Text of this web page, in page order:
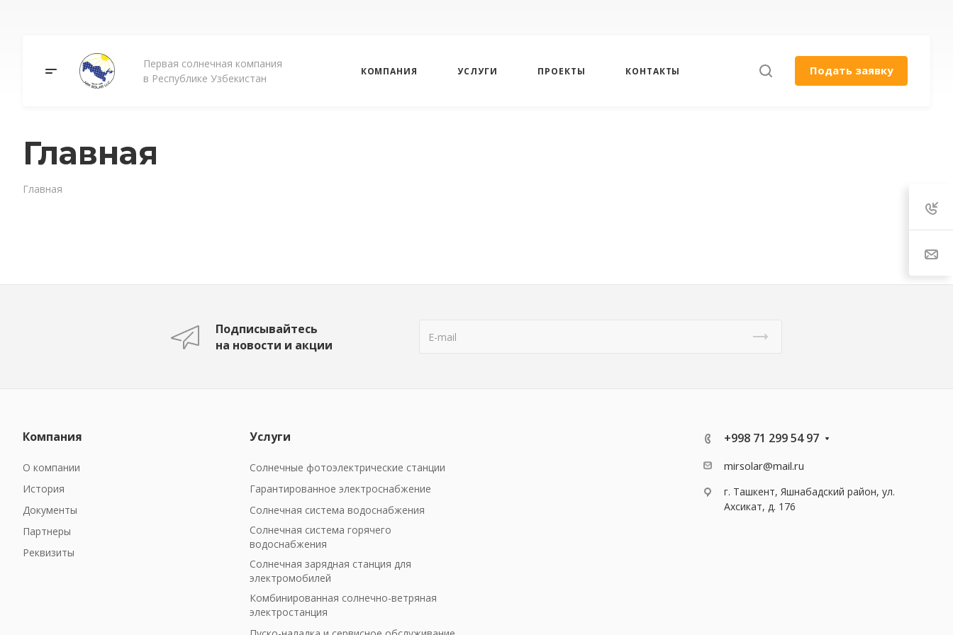
Первая солнечная компания
в Республике Узбекистан
КОМПАНИЯ УСЛУГИ ПРОЕКТЫ КОНТАКТЫ Подать заявку
Главная
Главная
Подписывайтесь
на новости и акции
Компания
О компании
История
Документы
Партнеры
Реквизиты
Услуги
Солнечные фотоэлектрические станции
Гарантированное электроснабжение
Солнечная система водоснабжения
Солнечная система горячего
водоснабжения
Солнечная зарядная станция для
электромобилей
Комбинированная солнечно-ветряная
электростанция
+998 71 299 54 97
mirsolar@mail.ru
г. Ташкент, Яшнабадский район, ул.
Ахсикат, д. 176